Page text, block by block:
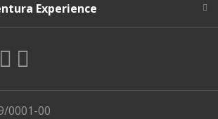
Experience
0001-00